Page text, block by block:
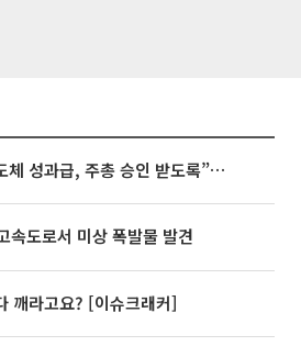
김정관 장관 “반도체 성과급, 주총 승인 받도록”…상법·자본시장법 개정 시사
속도로서 미상 폭발물 발견
깨라고요? [이슈크래커]